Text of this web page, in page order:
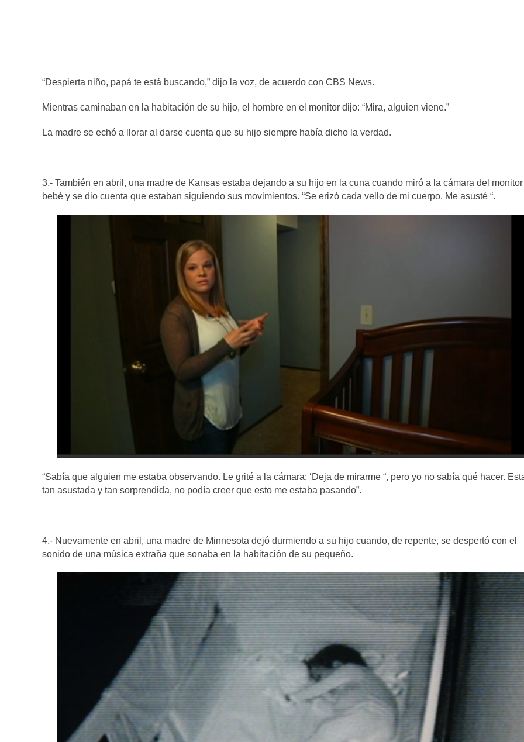
“Despierta niño, papá te está buscando,” dijo la voz, de acuerdo con CBS News.
Mientras caminaban en la habitación de su hijo, el hombre en el monitor dijo: “Mira, alguien viene.”
La madre se echó a llorar al darse cuenta que su hijo siempre había dicho la verdad.
3.- También en abril, una madre de Kansas estaba dejando a su hijo en la cuna cuando miró a la cámara del
bebé y se dio cuenta que estaban siguiendo sus movimientos. “Se erizó cada vello de mi cuerpo. Me asusté “.
“Sabía que alguien me estaba observando. Le grité a la cámara: ‘Deja de mirarme “, pero yo no sabía qué hacer.
tan asustada y tan sorprendida, no podía creer que esto me estaba pasando”.
4.- Nuevamente en abril, una madre de Minnesota dejó durmiendo a su hijo cuando, de repente, se despertó con el
sonido de una música extraña que sonaba en la habitación de su pequeño.